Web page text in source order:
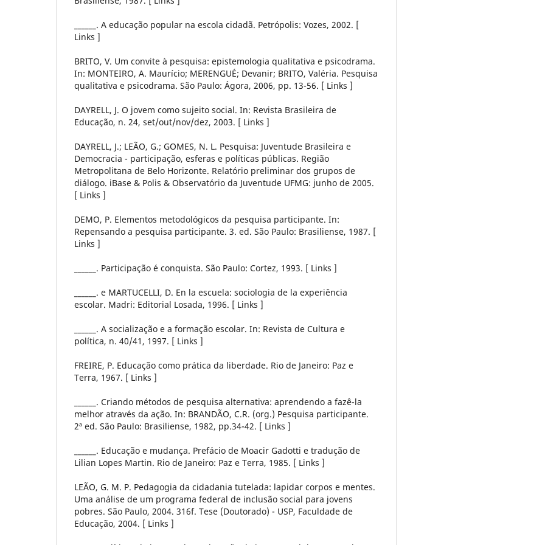
______. A educação popular na escola cidadã. Petrópolis: Vozes, 2002. [
Links ]
BRITO, V. Um convite à pesquisa: epistemologia qualitativa e psicodrama.
In: MONTEIRO, A. Maurício; MERENGUÉ; Devanir; BRITO, Valéria. Pesquisa
qualitativa e psicodrama. São Paulo: Ágora, 2006, pp. 13-56. [ Links ]
DAYRELL, J. O jovem como sujeito social. In: Revista Brasileira de
Educação, n. 24, set/out/nov/dez, 2003. [ Links ]
DAYRELL, J.; LEÃO, G.; GOMES, N. L. Pesquisa: Juventude Brasileira e
Democracia - participação, esferas e políticas públicas. Região
Metropolitana de Belo Horizonte. Relatório preliminar dos grupos de
diálogo. iBase & Polis & Observatório da Juventude UFMG: junho de 2005.
[ Links ]
DEMO, P. Elementos metodológicos da pesquisa participante. In:
Repensando a pesquisa participante. 3. ed. São Paulo: Brasiliense, 1987. [
Links ]
______. Participação é conquista. São Paulo: Cortez, 1993. [ Links ]
______. e MARTUCELLI, D. En la escuela: sociologia de la experiência
escolar. Madri: Editorial Losada, 1996. [ Links ]
______. A socialização e a formação escolar. In: Revista de Cultura e
política, n. 40/41, 1997. [ Links ]
FREIRE, P. Educação como prática da liberdade. Rio de Janeiro: Paz e
Terra, 1967. [ Links ]
______. Criando métodos de pesquisa alternativa: aprendendo a fazê-la
melhor através da ação. In: BRANDÃO, C.R. (org.) Pesquisa participante.
2ª ed. São Paulo: Brasiliense, 1982, pp.34-42. [ Links ]
______. Educação e mudança. Prefácio de Moacir Gadotti e tradução de
Lilian Lopes Martin. Rio de Janeiro: Paz e Terra, 1985. [ Links ]
LEÃO, G. M. P. Pedagogia da cidadania tutelada: lapidar corpos e mentes.
Uma análise de um programa federal de inclusão social para jovens
pobres. São Paulo, 2004. 316f. Tese (Doutorado) - USP, Faculdade de
Educação, 2004. [ Links ]